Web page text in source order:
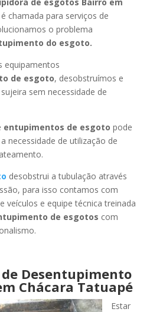
é chamada para serviços de
o problema
do esgoto.
equipamentos
de esgoto, desobstruímos e
sem necessidade de
entupimentos de esgoto pode
necessidade de utilização de
desobstrui a tubulação através
para isso contamos com
veículos e equipe técnica treinada
de esgotos com
Desentupimento
Chácara Tatuapé
Estar